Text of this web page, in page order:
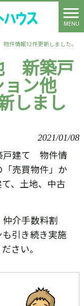
MENU
件情報12件更新しました。
新築戸
ョン他
しまし
2021/01/08
戸建て 物件情
売買物件」か
、土地、中古
介手数料割
引き続き実施
さい。